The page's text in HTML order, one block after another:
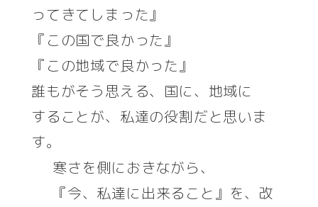
ってきてしまった』
『この国で良かった』
『この地域で良かった』
誰もがそう思える、国に、地域に
することが、私達の役割だと思いま
す。
寒さを側におきながら、
『今、私達に出来ること』を、改